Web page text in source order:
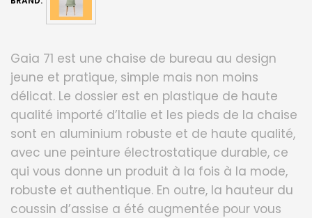
Gaia 71 est une chaise de bureau au design
jeune et pratique, simple mais non moins
délicat. Le dossier est en plastique de haute
qualité importé d’Italie et les pieds de la chaise
sont en aluminium robuste et de haute qualité,
avec une peinture électrostatique durable, ce
qui vous donne un produit à la fois à la mode,
robuste et authentique. En outre, la hauteur du
coussin d’assise a été augmentée pour vous